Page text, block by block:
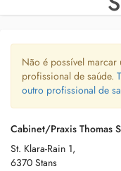
Não é possível marcar
profissional de saúde.
outro profissional de
Cabinet/Praxis Thomas
St. Klara-Rain 1,
6370 Stans